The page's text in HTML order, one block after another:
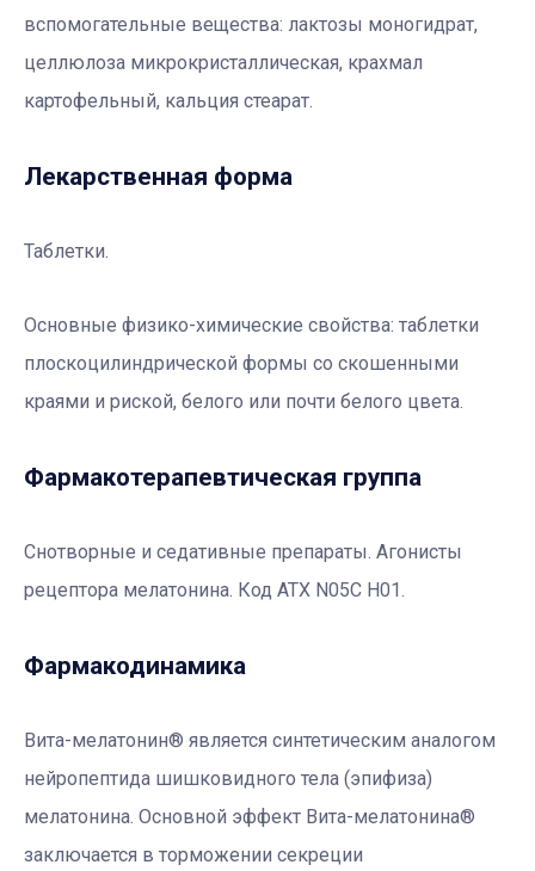
вспомогательные вещества: лактозы моногидрат,
целлюлоза микрокристаллическая, крахмал
картофельный, кальция стеарат.
Лекарственная форма
Таблетки.
Основные физико-химические свойства: таблетки
плоскоцилиндрической формы со скошенными
краями и риской, белого или почти белого цвета.
Фармакотерапевтичеcкая группа
Снотворные и седативные препараты. Агонисты
рецептора мелатонина. Код АТХ N05C Н01.
Фармакодинамика
Вита-мелатонин® является синтетическим аналогом
нейропептида шишковидного тела (эпифиза)
мелатонина. Основной эффект Вита-мелатонина®
заключается в торможении секреции